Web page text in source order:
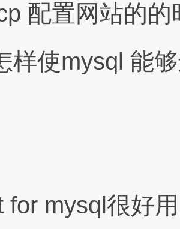
配置网站的
样使mysql 能
for mysql很好